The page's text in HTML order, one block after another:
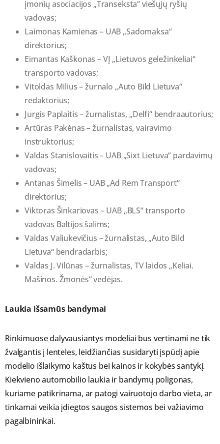
įmonių asociacijos „Transeksta“ viešųjų ryšių
vadovas;
Laimonas Kamienas – UAB „Sadomaksa“
direktorius;
Eimantas Kaškonas – VĮ „Lietuvos geležinkeliai“
transporto vadovas;
Vitoldas Milius – žurnalo „Auto Bild Lietuva“
redaktorius;
Jurgis Paplaitis – žurnalistas, „Delfi“ bendraautorius;
Artūras Pakėnas – žurnalistas, vairavimo
instruktorius;
Valdas Stanislovaitis – UAB „Sixt Lietuva“ pardavimų
vadovas;
Antanas Šimelis – UAB „Ad Rem Transport“
direktorius;
Viktoras Šinkariovas – UAB „BLS“ transporto
vadovas Baltijos šalims;
Valdas Valiukevičius – žurnalistas, „Auto Bild
Lietuva“ bendradarbis;
Valdas J. Vilūnas – žurnalistas, TV laidos „Keliai.
Mašinos. Žmonės“ vedėjas.
Laukia išsamūs bandymai
Rinkimuose dalyvausiantys modeliai bus vertinami ne tik
žvalgantis į lenteles, leidžiančias susidaryti įspūdį apie
modelio išlaikymo kaštus bei kainos ir kokybės santykį.
Kiekvieno automobilio laukia ir bandymų poligonas,
kuriame patikrinama, ar patogi vairuotojo darbo vieta, ar
tinkamai veikia įdiegtos saugos sistemos bei važiavimo
pagalbininkai.